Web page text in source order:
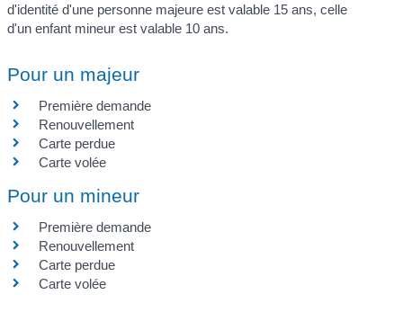
d'identité d'une personne majeure est valable 15 ans, celle
d'un enfant mineur est valable 10 ans.
Pour un majeur
Première demande
Renouvellement
Carte perdue
Carte volée
Pour un mineur
Première demande
Renouvellement
Carte perdue
Carte volée